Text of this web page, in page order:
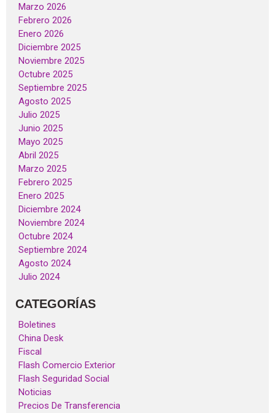
Marzo 2026
Febrero 2026
Enero 2026
Diciembre 2025
Noviembre 2025
Octubre 2025
Septiembre 2025
Agosto 2025
Julio 2025
Junio 2025
Mayo 2025
Abril 2025
Marzo 2025
Febrero 2025
Enero 2025
Diciembre 2024
Noviembre 2024
Octubre 2024
Septiembre 2024
Agosto 2024
Julio 2024
CATEGORÍAS
Boletines
China Desk
Fiscal
Flash Comercio Exterior
Flash Seguridad Social
Noticias
Precios De Transferencia